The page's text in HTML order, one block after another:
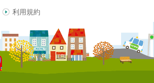
利用規約